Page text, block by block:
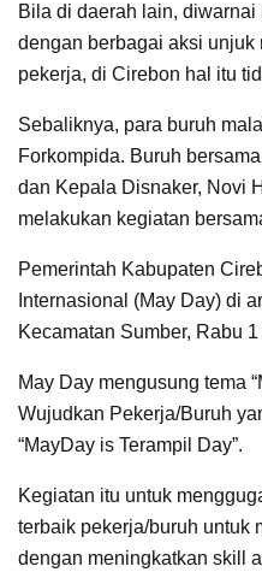
Bila di daerah lain,
dengan berbagai aksi unjuk
pekerja, di Cirebon hal itu
Sebaliknya, para buruh
Forkompida. Buruh
dan Kepala Disnaker, Novi
melakukan kegiatan
Pemerintah Kabupaten
Internasional (May Day) di
Kecamatan Sumber, Rabu
May Day mengusung tema
Wujudkan Pekerja/Buruh
“MayDay is Terampil Day”.
Kegiatan itu untuk
terbaik pekerja/buruh untuk
dengan meningkatkan skill